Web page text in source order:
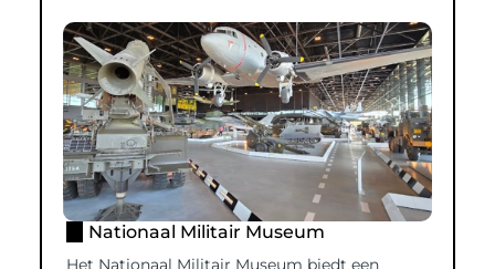
Nationaal Militair Museum
Het Nationaal Militair Museum biedt een